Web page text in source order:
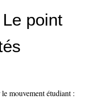
point
mouvement étudiant :